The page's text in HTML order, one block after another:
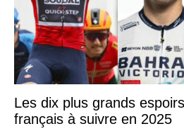
Les dix plus grands
français à suivre en 2025